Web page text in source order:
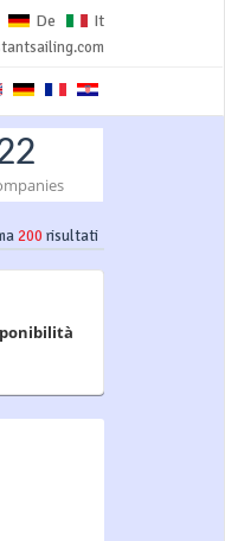
De It
200 risultati